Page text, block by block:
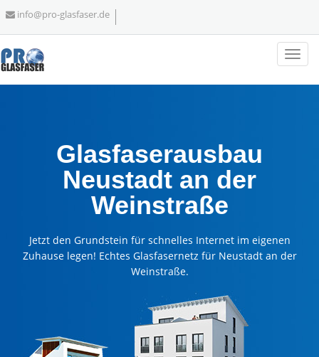
info@pro-glasfaser.de
Glasfaserausbau
Neustadt an der
Weinstraße
Jetzt den Grundstein für schnelles Internet im eigenen
Zuhause legen! Echtes Glasfasernetz für Neustadt an der
Weinstraße.